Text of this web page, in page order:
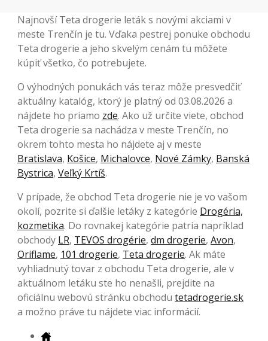
Najnovší Teta drogerie leták s novými akciami v
meste Trenčín je tu. Vďaka pestrej ponuke obchodu
Teta drogerie a jeho skvelým cenám tu môžete
kúpiť všetko, čo potrebujete.
O výhodných ponukách vás teraz môže presvedčiť
aktuálny katalóg, ktorý je platný od 03.08.2026 a
nájdete ho priamo zde. Ako už určite viete, obchod
Teta drogerie sa nachádza v meste Trenčín, no
okrem tohto mesta ho nájdete aj v meste
Bratislava, Košice, Michalovce, Nové Zámky, Banská
Bystrica, Veľký Krtíš.
V prípade, že obchod Teta drogerie nie je vo vašom
okolí, pozrite si ďalšie letáky z kategórie Drogéria,
kozmetika. Do rovnakej kategórie patria napríklad
obchody LR, TEVOS drogérie, dm drogerie, Avon,
Oriflame, 101 drogerie, Teta drogerie. Ak máte
vyhliadnutý tovar z obchodu Teta drogerie, ale v
aktuálnom letáku ste ho nenašli, prejdite na
oficiálnu webovú stránku obchodu tetadrogerie.sk
a možno práve tu nájdete viac informácií.